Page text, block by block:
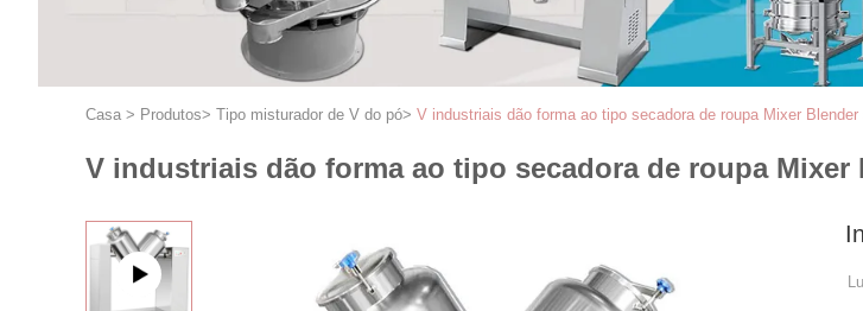
Casa > Produtos> Tipo misturador de V do pó> V industriais dão forma ao tipo secadora de roupa Mixer
V industriais dão forma ao tipo secadora de roupa